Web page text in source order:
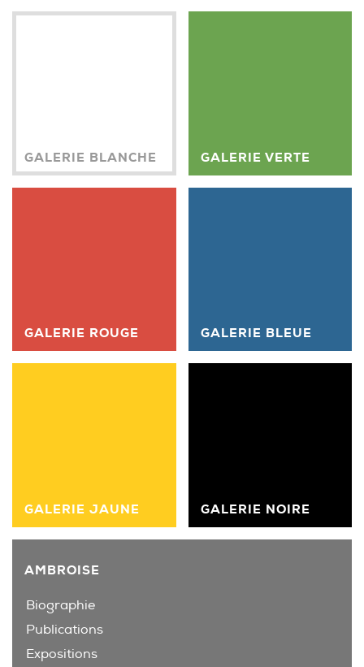
GALERIE BLANCHE GALERIE VERTE
GALERIE ROUGE GALERIE BLEUE
GALERIE JAUNE GALERIE NOIRE
AMBROISE
Biographie
Publications
Expositions